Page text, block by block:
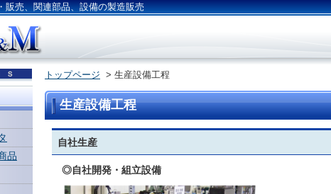
販売、関連部品、設備の製造販売
品
トップページ > 生産設備工程
生産設備工程
自社生産
◎自社開発・組立設備